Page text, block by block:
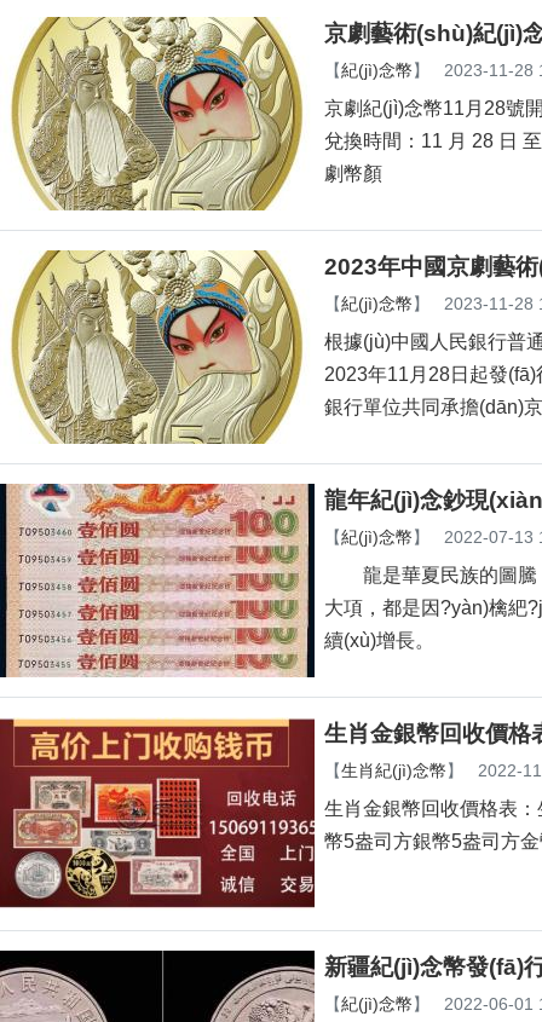
京劇藝術(shù)紀(jì)
【紀(jì)念幣】 2023-11-28
京劇紀(jì)念幣11月28號開
兌換時間：11 月 28 日 至
劇幣顏
2023年中國京劇藝
【紀(jì)念幣】 2023-11-28
根據(jù)中國人民銀行普通
2023年11月28日起發(fā)
銀行單位共同承擔(dān)
龍年紀(jì)念鈔現
【紀(jì)念幣】 2022-07-13
龍是華夏民族的圖騰
大項，都是因?yàn)檎紦
續(xù)增長。
生肖金銀幣回收價格
【生肖紀(jì)念幣】 2022-
生肖金銀幣回收價格表
幣5盎司方銀幣5盎司方
新疆紀(jì)念幣發(fā)
【紀(jì)念幣】 2022-06-01